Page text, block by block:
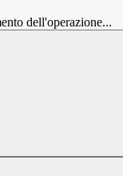
dell'operazione...